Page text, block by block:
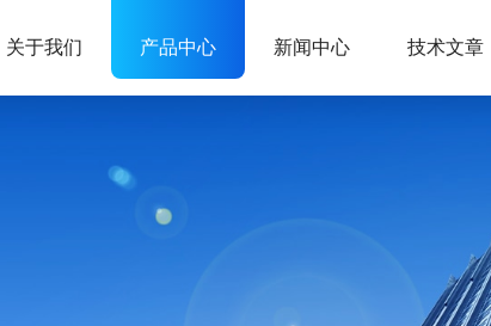
关于我们 产品中心 新闻中心 技术文章